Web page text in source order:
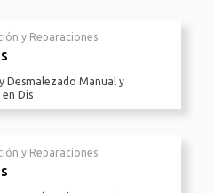
y Reparaciones
y Desmalezado Manual y
Dis
y Reparaciones